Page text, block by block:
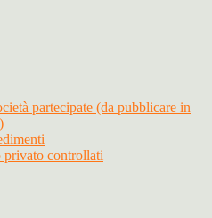
partecipate (da pubblicare in
controllati